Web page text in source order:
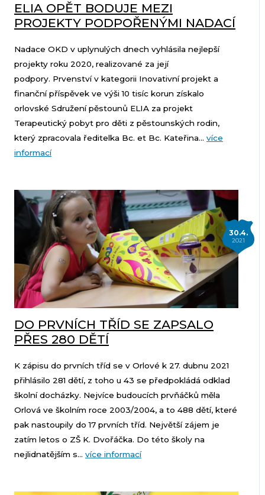
ELIA OPĚT BODUJE MEZI
PROJEKTY PODPOŘENÝMI NADACÍ
Nadace OKD v uplynulých dnech vyhlásila nejlepší
projekty roku 2020, realizované za její
podpory. Prvenství v kategorii Inovativní projekt a
finanční příspěvek ve výši 10 tisíc korun získalo
orlovské Sdružení pěstounů ELIA za projekt
Terapeutický pobyt pro děti z pěstounských rodin,
který zpracovala ředitelka Bc. et Bc. Kateřina... více
informací
30.4.
2021
DO PRVNÍCH TŘÍD SE ZAPSALO
PŘES 280 DĚTÍ
K zápisu do prvních tříd se v Orlové k 27. dubnu 2021
přihlásilo 281 dětí, z toho u 43 se předpokládá odklad
školní docházky. Nejvíce budoucích prvňáčků měla
Orlová ve školním roce 2003/2004, a to 488 dětí, které
pak nastoupily do 17 prvních tříd. Největší zájem je
zatím letos o ZŠ K. Dvořáčka. Do této školy na
nejlidnatějším s... více informací